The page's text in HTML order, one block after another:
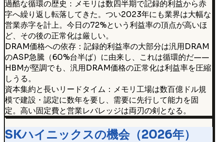
過酷な循環の歴史：メモリは数四半期で記録的利益から赤
字へ繰り返し転落してきた。つい2023年にも業界は大幅な
営業赤字を計上。今日の72%という利益率の頂点が高いほ
ど、その後の正常化は厳しい。
DRAM価格への依存：記録的利益率の大部分は汎用DRAM
のASP急騰（60%台半ば）に由来し、これは循環的だ——
HBMが堅調でも、汎用DRAM価格の正常化は利益率を圧縮
しうる。
資本集約と長いリードタイム：メモリ工場は数百億ドル規
模で建設・認定に数年を要し、需要に先行して能力を固
定。高い固定費と営業レバレッジは両刃の剣となる。
SKハイニックスの機会（2026年）